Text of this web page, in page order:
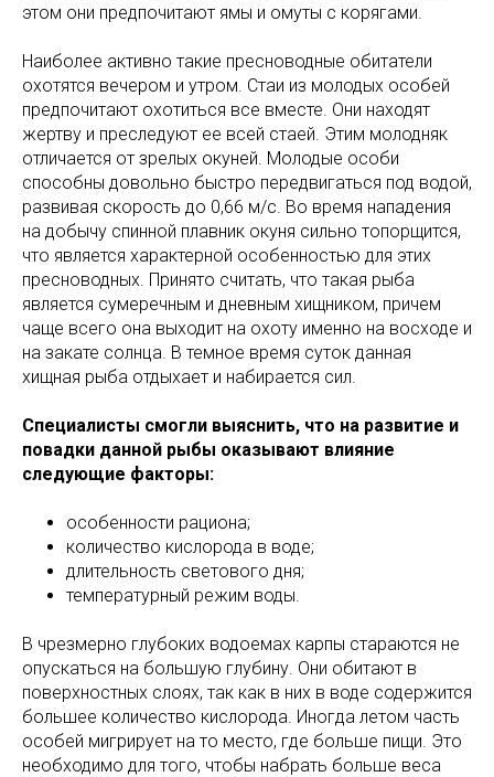
этом они предпочитают ямы и омуты с корягами.
Наиболее активно такие пресноводные обитатели
охотятся вечером и утром. Стаи из молодых особей
предпочитают охотиться все вместе. Они находят
жертву и преследуют ее всей стаей. Этим молодняк
отличается от зрелых окуней. Молодые особи
способны довольно быстро передвигаться под водой,
развивая скорость до 0,66 м/с. Во время нападения
на добычу спинной плавник окуня сильно топорщится,
что является характерной особенностью для этих
пресноводных. Принято считать, что такая рыба
является сумеречным и дневным хищником, причем
чаще всего она выходит на охоту именно на восходе и
на закате солнца. В темное время суток данная
хищная рыба отдыхает и набирается сил.
Специалисты смогли выяснить, что на развитие и
повадки данной рыбы оказывают влияние
следующие факторы:
особенности рациона;
количество кислорода в воде;
длительность светового дня;
температурный режим воды.
В чрезмерно глубоких водоемах карпы стараются не
опускаться на большую глубину. Они обитают в
поверхностных слоях, так как в них в воде содержится
большее количество кислорода. Иногда летом часть
особей мигрирует на то место, где больше пищи. Это
необходимо для того, чтобы набрать больше веса